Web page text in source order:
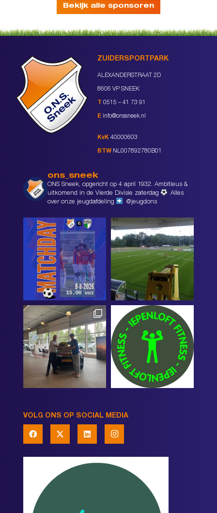
Bekijk alle sponsoren
ZUIDERSPORTPARK
ALEXANDERSTRAAT 2D
8606 VP SNEEK
T 0515 – 41 73 91
E info@onssneek.nl
KvK 40000603
BTW NL007892780B01
ons_sneek
ONS Sneek, opgericht op 4 april 1932. Ambitieus &
uitkomend in de Vierde Divisie zaterdag
Alles
over onze jeugdafdeling
@jeugdons
VOLG ONS OP SOCIAL MEDIA